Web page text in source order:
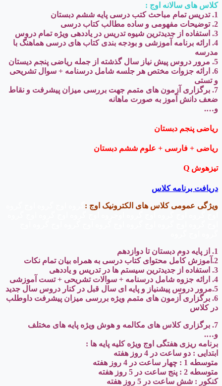
کلاس های سالانه اوج :
1. تدریس تمام مباحث کتب درسی پایه ششم دبستان
2. توضیحات مفهومی و ساده مطالب کتاب درسی
3. استفاده از جدیدترین شيوه تدریس در یاددهی ویژه تمام دروس
4. ارائه برنامه آموزشی و بودجه بندی کتاب های درسی هماهنگ با
مدرسه
5. مرور دروس پیش نیاز سال گذشته از جمله ریاضی پنجم دیستان
6. ارائه جزوات مختص هر جلسه شامل درسنامه + سوال تشریحی
و تستی
7. برگزاری آزمون های متمم جهت بررسی میزان پیشرفت و نقاط
ضعف دانش آموز به صورت ماهانه
و….
ریاضی پنجم دبستان
ریاضی + فارسی + علوم ششم دبستان
تیزهوش Q
دریافت برنامه کلاس
ویژگی عمومی کلاس های الکترونیک اوج :
1. از پایه دوم دبستان تا دوازدهم
2.آموزش کامل محتوای کتاب درسی به همراه بیان تمام نکات
3. استفاده از جدیدترین سیستم ها در تدریس و یاددهی
4. ارائه جزوه شامل درسنامه + سوالات تشریحی + تست آموزشی
5.مرور دروس پیشنیاز و پایه ای سال قبل در کنار دروس سال جدید
6. برگزاری آزمون های متمم ویژه بررسی میزان پیشرفت داوطلب
در کلاس
7. برگزاری کلاس های مکالمه و هوش ویژه پایه های مختلف
و….
برنامه ریزی هفتگی اوج ویژه کلیه پایه ها :
ابتدایی : دو ساعت در 4 روز هفته
متوسطه 1 : چهار ساعت در 4 روز هفته
متوسطه 2 : پنج ساعت در 5 روز هفته
کنکور : شش ساعت در 5 روز هفته